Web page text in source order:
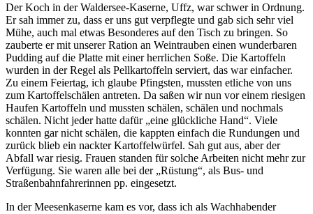
Der Koch in der Waldersee-Kaserne, Uffz, war schwer in Ordnung.
Er sah immer zu, dass er uns gut verpflegte und gab sich sehr viel
Mühe, auch mal etwas Besonderes auf den Tisch zu bringen. So
zauberte er mit unserer Ration an Weintrauben einen wunderbaren
Pudding auf die Platte mit einer herrlichen Soße. Die Kartoffeln
wurden in der Regel als Pellkartoffeln serviert, das war einfacher.
Zu einem Feiertag, ich glaube Pfingsten, mussten etliche von uns
zum Kartoffelschälen antreten. Da saßen wir nun vor einem riesigen
Haufen Kartoffeln und mussten schälen, schälen und nochmals
schälen. Nicht jeder hatte dafür eine glückliche Hand . Viele
konnten gar nicht schälen, die kappten einfach die Rundungen und
zurück blieb ein nackter Kartoffelwürfel. Sah gut aus, aber der
Abfall war riesig. Frauen standen für solche Arbeiten nicht mehr zur
Verfügung. Sie waren alle bei der Rüstung , als Bus- und
Straßenbahnfahrerinnen pp. eingesetzt.
In der Meesenkaserne kam es vor, dass ich als Wachhabender